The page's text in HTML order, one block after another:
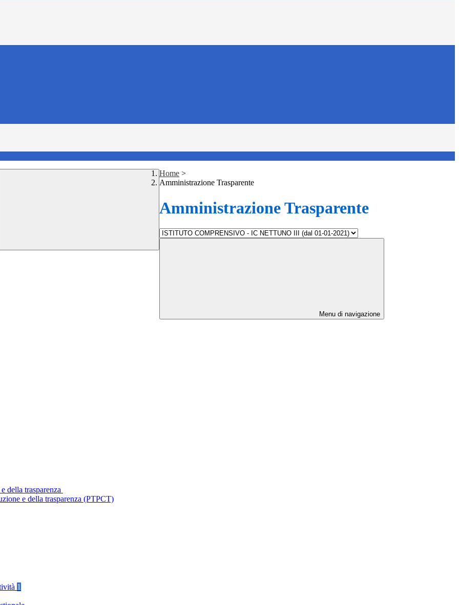
Home >
Amministrazione Trasparente
Amministrazione Trasparente
Menu di navigazione
della trasparenza
e della trasparenza (PTPCT)
1